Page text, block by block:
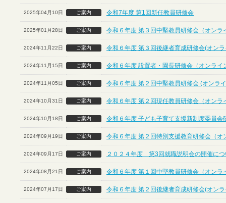
2025年04月10日 ご案内 令和7年度 第1回新任教員研修会
2025年01月28日 ご案内 令和６年度 第３回中堅教員研修会（オンラ
2024年11月22日 ご案内 令和６年度 第３回後継者育成研修会(オン
2024年11月15日 ご案内 令和６年度 設置者・園長研修会（オンライ
2024年11月05日 ご案内 令和６年度 第２回中堅教員研修会 (オンラ
2024年10月31日 ご案内 令和６年度 第２回現任教員研修会（オンラ
2024年10月18日 ご案内 令和６年度 子ども子育て支援新制度委員会
2024年09月19日 ご案内 令和６年度 第２回特別支援教育研修会（オ
2024年09月17日 ご案内 ２０２４年度 第3回就職説明会の開催につ
2024年08月21日 ご案内 令和６年度 第１回中堅教員研修会（オンラ
2024年07月17日 ご案内 令和６年度 第２回後継者育成研修会(オン